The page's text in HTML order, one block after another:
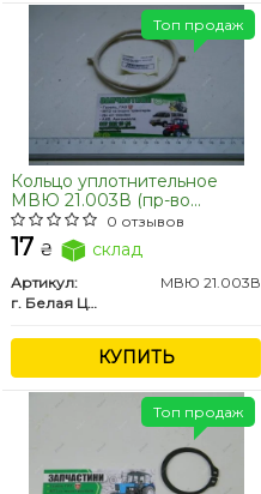
Кольцо уплотнительное
МВЮ 21.003В (пр-во
Украина)
0 отзывов
17 ₴ склад
Артикул:
МВЮ 21.003В
г. Белая Церковь
КУПИТЬ
Топ продаж
Топ продаж